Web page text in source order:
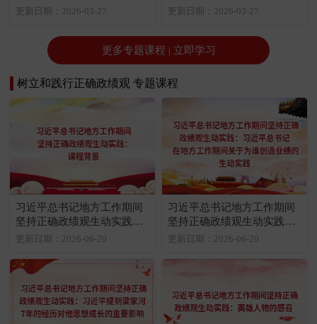
中央关于全面深化改革若干
与法治关系的规定
更新日期：2026-03-27
中央关于全面推进依法治国
改革与法治关系的规定
更新日期：2026-03-27
更多专题课程 | 立即学习
树立和践行正确政绩观 专题课程
习近平总书记地方工作期间
坚持正确政绩观生动实践：
课程背景
更新日期：2026-06-20
习近平总书记地方工作期间
坚持正确政绩观生动实践：
习近平总书记在地方工作期
实践
更新日期：2026-06-20